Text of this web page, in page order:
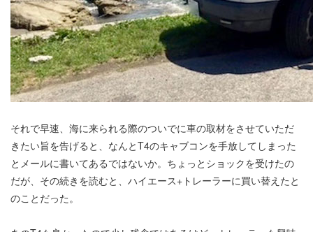
それで早速、海に来られる際のついでに車の取材をさせていただ
きたい旨を告げると、なんとT4のキャブコンを手放してしまった
とメールに書いてあるではないか。ちょっとショックを受けたの
だが、その続きを読むと、ハイエース+トレーラーに買い替えたと
のことだった。